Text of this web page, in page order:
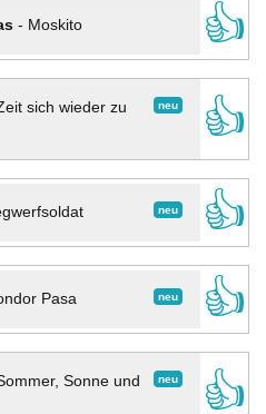
- Moskito
👍
neu
sich wieder zu
👍
neu
👍
neu
Pasa
👍
neu
Sonne und
👍